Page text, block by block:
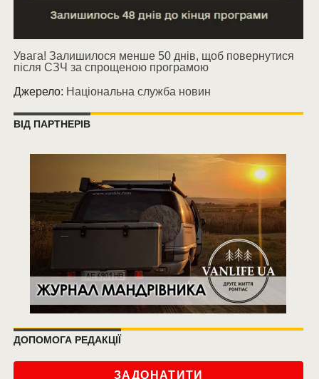
Увага! Залишилося менше 50 днів, щоб повернутися
після СЗЧ за спрощеною програмою
Джерело: Національна служба новин
ВІД ПАРТНЕРІВ
ДОПОМОГА РЕДАКЦІЇ
ЗАДОНАТИТИ